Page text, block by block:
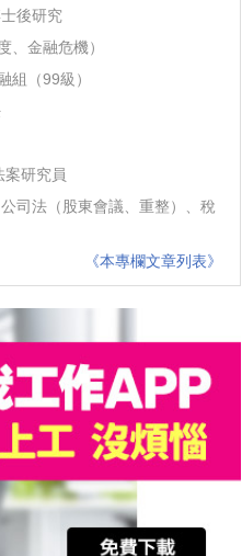
後研究
、金融危機）
組（99級）
案研究員
司法（股東會議、重整）、稅
《本專欄文章列表》